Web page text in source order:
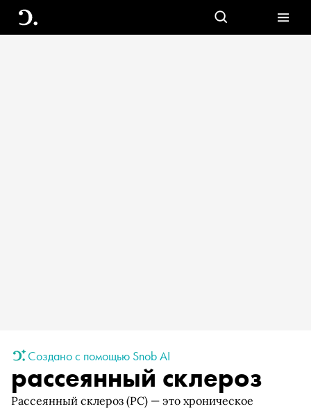
Создано с помощью Snob AI
рассеянный склероз
Рассеянный склероз (РС) — это хроническое